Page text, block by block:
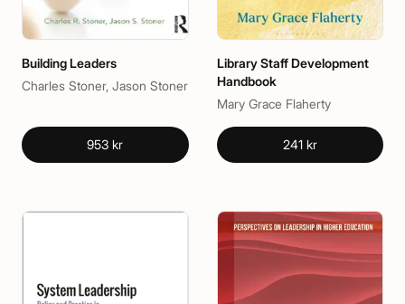
Building Leaders
Charles Stoner, Jason Stoner
953 kr
Library Staff Development
Handbook
Mary Grace Flaherty
241 kr